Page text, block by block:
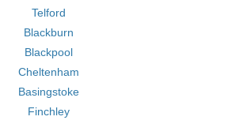
Telford
Blackburn
Blackpool
Cheltenham
Basingstoke
Finchley